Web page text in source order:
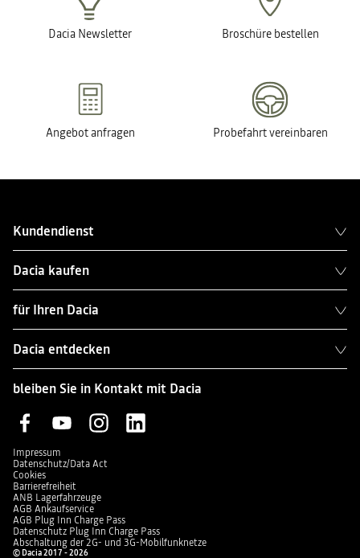
Dacia Newsletter Broschüre bestellen
Angebot anfragen Probefahrt vereinbaren
Kundendienst
Dacia kaufen
für Ihren Dacia
Dacia entdecken
bleiben Sie in Kontakt mit Dacia
Impressum
Datenschutz/Data Act
Cookies
Barrierefreiheit
ANB Lagerfahrzeuge
AGB Ankaufservice
AGB Plug Inn Charge Pass
Datenschutz Plug Inn Charge Pass
Abschaltung der 2G- und 3G-Mobilfunknetze
© Dacia 2017 - 2026